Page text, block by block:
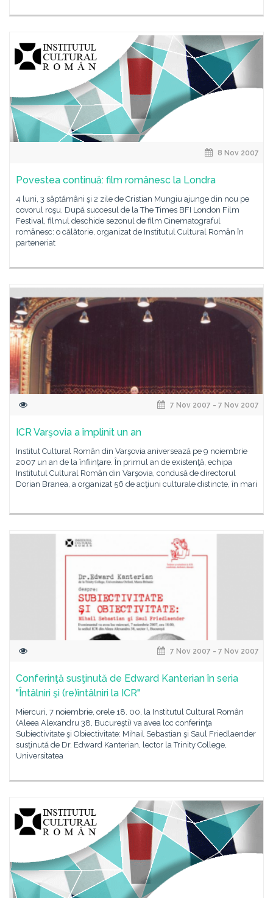
8 Nov 2007
Povestea continuă: film românesc la Londra
4 luni, 3 săptămâni şi 2 zile de Cristian Mungiu ajunge din nou pe
covorul roşu. După succesul de la The Times BFI London Film
Festival, filmul deschide sezonul de film Cinematograful
românesc: o călătorie, organizat de Institutul Cultural Român în
parteneriat
7 Nov 2007 - 7 Nov 2007
ICR Varşovia a împlinit un an
Institut Cultural Român din Varşovia aniversează pe 9 noiembrie
2007 un an de la înfiinţare. În primul an de existenţă, echipa
Institutul Cultural Român din Varşovia, condusă de directorul
Dorian Branea, a organizat 56 de acţiuni culturale distincte, în mari
7 Nov 2007 - 7 Nov 2007
Conferinţă susţinută de Edward Kanterian în seria
"Întâlniri şi (re)întâlniri la ICR"
Miercuri, 7 noiembrie, orele 18. 00, la Institutul Cultural Român
(Aleea Alexandru 38, Bucureşti) va avea loc conferinţa
Subiectivitate şi Obiectivitate: Mihail Sebastian şi Saul Friedlaender
susţinută de Dr. Edward Kanterian, lector la Trinity College,
Universitatea